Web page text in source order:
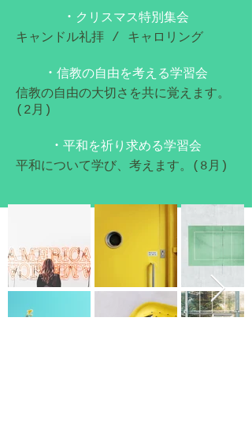
・ クリスマス特別集会
キャンドル礼拝 / キャロリング
・ 信教の自由を考える学習会
信教の自由の大切さを共に覚えます。
(2月)
・ 平和を祈り求める学習会
平和について学び、考えます。(8月)